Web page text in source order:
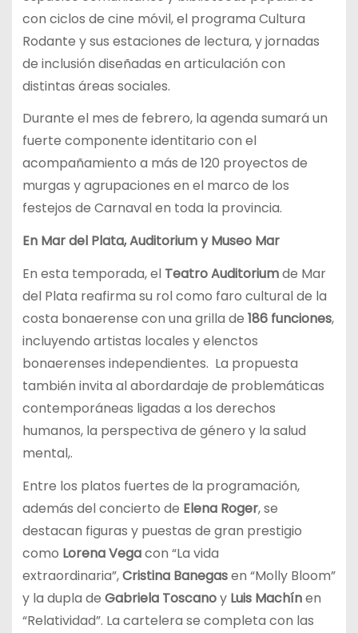
con ciclos de cine móvil, el programa Cultura
Rodante y sus estaciones de lectura, y jornadas
de inclusión diseñadas en articulación con
distintas áreas sociales.
Durante el mes de febrero, la agenda sumará un
fuerte componente identitario con el
acompañamiento a más de 120 proyectos de
murgas y agrupaciones en el marco de los
festejos de Carnaval en toda la provincia.
En Mar del Plata, Auditorium y Museo Mar
En esta temporada, el Teatro Auditoriumde Mar
del Plata reafirma su rol como faro cultural de la
costa bonaerense con una grilla de 186 funciones,
incluyendo artistas locales y elenctos
bonaerenses independientes. La propuesta
también invita al abordardaje de problemáticas
contemporáneas ligadas a los derechos
humanos, la perspectiva de género y la salud
mental,.
Entre los platos fuertes de la programación,
además del concierto de Elena Roger, se
destacan figuras y puestas de gran prestigio
como Lorena Vegacon “La vida
extraordinaria”,Cristina Banegasen “Molly Bloom”
y la dupla de Gabriela Toscanoy Luis Machínen
“Relatividad”. La cartelera se completa con las